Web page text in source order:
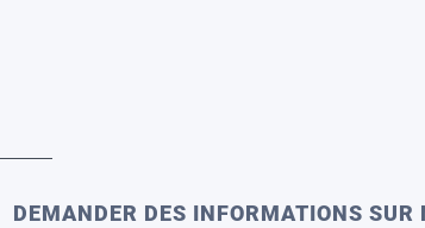
DEMANDER DES INFORMATIONS SUR